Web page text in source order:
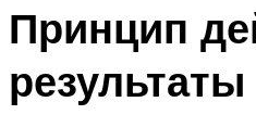
Принцип
результаты